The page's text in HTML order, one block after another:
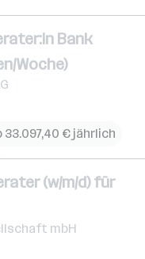
Bank
Woche)
33.097,40 € jährlich
(w/m/d) für
mbH